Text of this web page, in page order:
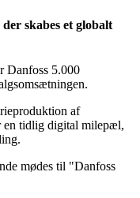
skabes et globalt
Danfoss 5.000
af
en tidlig digital milepæl,
mødes til "Danfoss